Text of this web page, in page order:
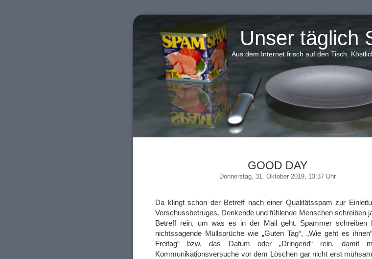
Unser täglich
Aus dem Internet frisch auf den Tisch.
GOOD DAY
Donnerstag, 31. Oktober 2019, 13:37 Uhr
Da klingt schon der Betreff nach einer Qualitätsspam zur
Vorschussbetruges. Denkende und fühlende Menschen schreiben
Betreff rein, um was es in der Mail geht. Spammer schreiben
nichtssagende Müllsprüche wie „Guten Tag“, „Wie geht es
Freitag“ bzw. das Datum oder „Dringend“ rein, damit
Kommunikationsversuche vor dem Löschen gar nicht erst